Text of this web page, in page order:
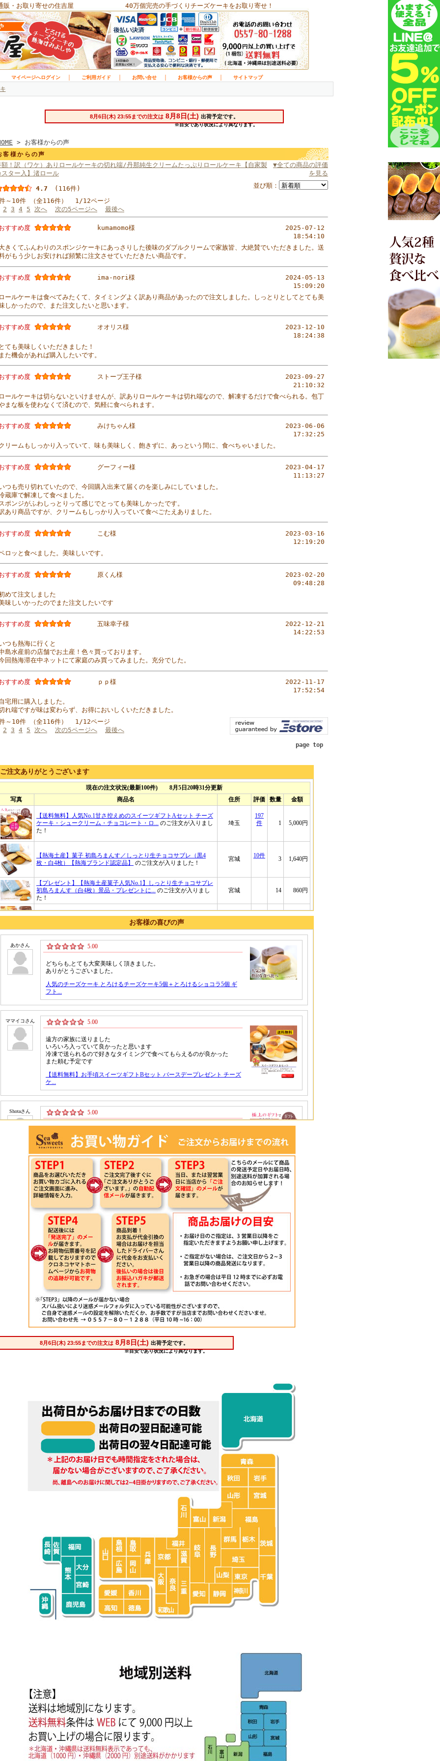
販・お取り寄せの住吉屋 40万個完売の手づくりチーズケーキをお取り寄せ！
マイページへログイン ご利用ガイド お問い合せ お客様からの声 サイトマップ
> お客様からの声
客様からの声
額！訳（ワケ）ありロールケーキの切れ端/丹那純生クリームたっぷりロールケーキ【自家製
スター入】渚ロール
▼全ての商品の評価
を見る
4.7 (116件) 並び順：
～10件 （全116件） 1/12ページ
2
3 4 5 次へ 次の5ページへ 最後へ
すすめ度 kumamomo様
2025-07-12
18:54:10
きくてふんわりのスポンジケーキにあっさりした後味のダブルクリームで家族皆、大絶賛でいただきました。送
がもう少しお安ければ頻繁に注文させていただきたい商品です。
すすめ度 ima-nori様
2024-05-13
15:09:20
ールケーキは食べてみたくて、タイミングよく訳あり商品があったので注文しました。しっとりとしてとても美
しかったので、また注文したいと思います。
すすめ度 オオリス様
2023-12-10
18:24:38
ても美味しくいただきました！
た機会があれば購入したいです。
すすめ度 ストーブ王子様
2023-09-27
21:10:32
ールケーキは切らないといけませんが、訳ありロールケーキは切れ端なので、解凍するだけで食べられる。包丁
まな板を使わなくて済むので、気軽に食べられます。
すすめ度 みけちゃん様
2023-06-06
17:32:25
リームもしっかり入っていて、味も美味しく、飽きずに、あっという間に、食べちゃいました。
すすめ度 グーフィー様
2023-04-17
11:13:27
つも売り切れていたので、今回購入出来て届くのを楽しみにしていました。
蔵庫で解凍して食べました。
ポンジがふわしっとりって感じでとっても美味しかったです。
あり商品ですが、クリームもしっかり入っていて食べごたえありました。
すすめ度 こむ様
2023-03-16
12:19:20
ロッと食べました。美味しいです。
すすめ度 原くん様
2023-02-20
09:48:28
めて注文しました
味しいかったのでまた注文したいです
すすめ度 五味幸子様
2022-12-21
14:22:53
つも熱海に行くと
島水産前の店舗でお土産！色々買っております。
回熱海滞在中ネットにて家庭のみ買ってみました。充分でした。
すすめ度 ｐｐ様
2022-11-17
17:52:54
宅用に購入しました。
れ端ですが味は変わらず、お得においしくいただきました。
～10件 （全116件） 1/12ページ
2
3 4 5 次へ 次の5ページへ 最後へ
page top
ご注文ありがとうございます
お客様の喜びの声